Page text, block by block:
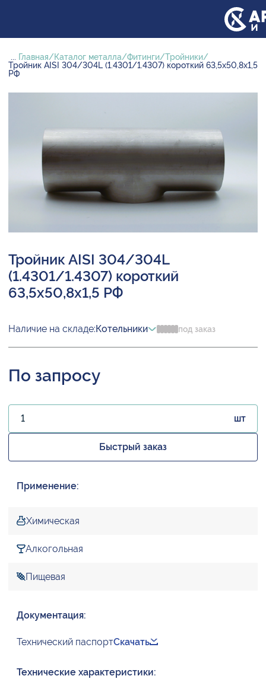
... Главная Каталог металла Фитинги Тройники
Тройник AISI 304/304L (1.4301/1.4307) короткий 63,5х50,8х1,5
РФ
Тройник AISI 304/304L
(1.4301/1.4307) короткий
63,5х50,8х1,5 РФ
Наличие на складе:Котельники под заказ
По запросу
шт
Быстрый заказ
Применение:
Химическая
Алкогольная
Пищевая
Документация:
Технический паспортСкачать
Технические характеристики: